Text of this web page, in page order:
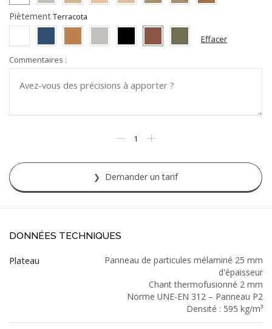
Piètement
Effacer
Commentaires :
Demander un tarif
DONNÉES TECHNIQUES
Plateau
Panneau de particules mélaminé 25 mm
d'épaisseur
Chant thermofusionné 2 mm
Norme UNE-EN 312 – Panneau P2
Densité : 595 kg/m³